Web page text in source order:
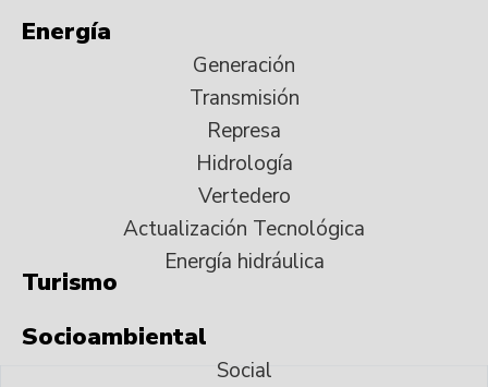
Energía
Generación
Transmisión
Represa
Hidrología
Vertedero
Actualización Tecnológica
Energía hidráulica
Turismo
Socioambiental
Social